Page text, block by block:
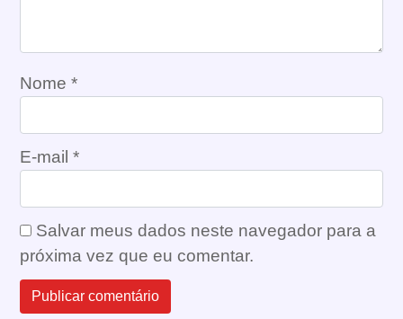
Nome *
E-mail *
Salvar meus dados neste navegador para a
próxima vez que eu comentar.